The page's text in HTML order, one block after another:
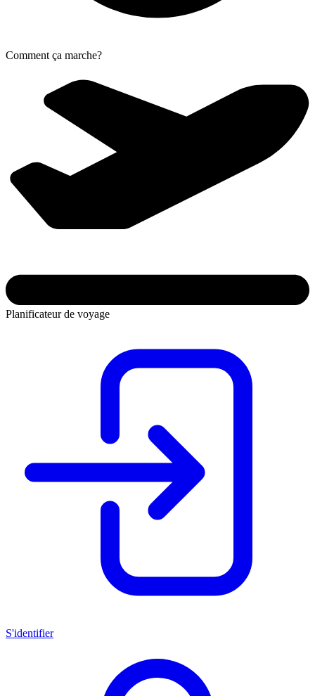
Comment ça marche?
Planificateur de voyage
S'identifier